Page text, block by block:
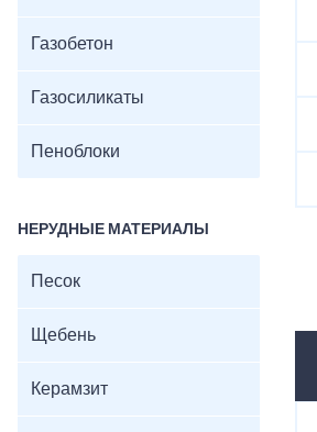
Газобетон
Газосиликаты
Пеноблоки
НЕРУДНЫЕ МАТЕРИАЛЫ
Песок
Щебень
Керамзит